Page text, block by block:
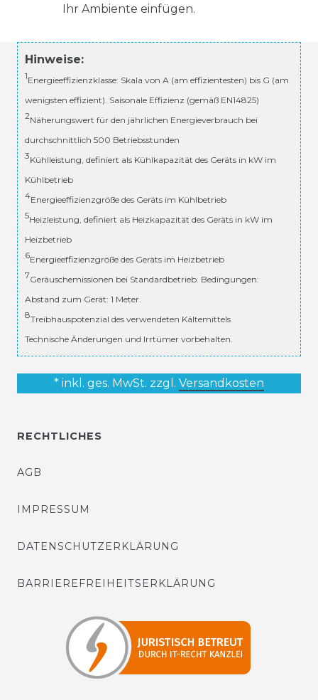
Ihr Ambiente einfügen.
Hinweise:
1Energieeffizienzklasse: Skala von A (am effizientesten) bis G (am
wenigsten effizient). Saisonale Effizienz (gemäß EN14825)
2Näherungswert für den jährlichen Energieverbrauch bei
durchschnittlich 500 Betriebsstunden
3Kühlleistung, definiert als Kühlkapazität des Geräts in kW im
Kühlbetrieb
4Energieeffizienzgröße des Geräts im Kühlbetrieb
5Heizleistung, definiert als Heizkapazität des Geräts in kW im
Heizbetrieb
6Energieeffizienzgröße des Geräts im Heizbetrieb
7Geräuschemissionen bei Standardbetrieb. Bedingungen:
Abstand zum Gerät: 1 Meter.
8Treibhauspotenzial des verwendeten Kältemittels
Technische Änderungen und Irrtümer vorbehalten.
* inkl. ges. MwSt. zzgl. Versandkosten
RECHTLICHES
AGB
IMPRESSUM
DATENSCHUTZERKLÄRUNG
BARRIEREFREIHEITSERKLÄRUNG